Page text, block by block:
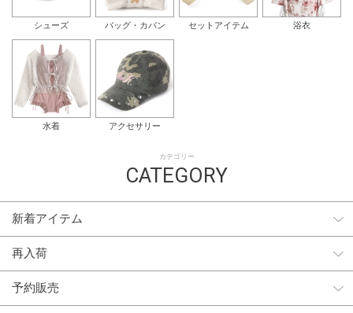
シューズ バッグ・カバン セットアイテム 浴衣
水着 アクセサリー
カテゴリー
CATEGORY
新着アイテム
再入荷
予約販売